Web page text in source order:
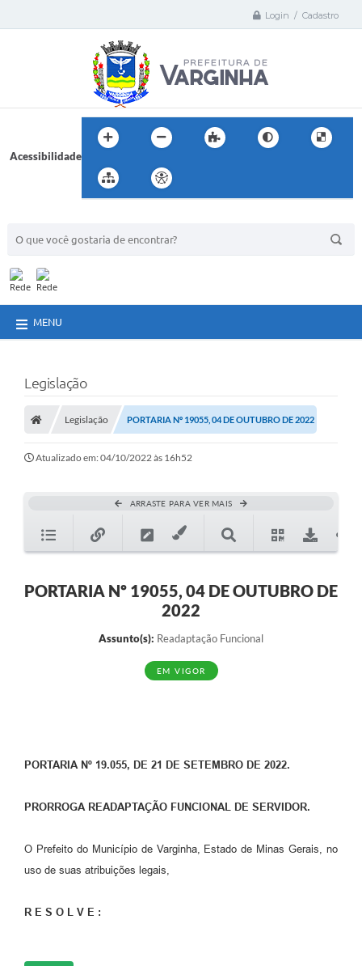
Login / Cadastro
Acessibilidade
MENU
Legislação
Legislação PORTARIA Nº 19055, 04 DE OUTUBRO DE 2022
Atualizado em: 04/10/2022 às 16h52
ARRASTE PARA VER MAIS
PORTARIA Nº 19055, 04 DE OUTUBRO DE
2022
Assunto(s): Readaptação Funcional
EM VIGOR
PORTARIA Nº 19.055, DE 21 DE SETEMBRO DE 2022.
PRORROGA READAPTAÇÃO FUNCIONAL DE SERVIDOR.
O Prefeito do Município de Varginha, Estado de Minas Gerais, no
uso de suas atribuições legais,
R E S O L V E :